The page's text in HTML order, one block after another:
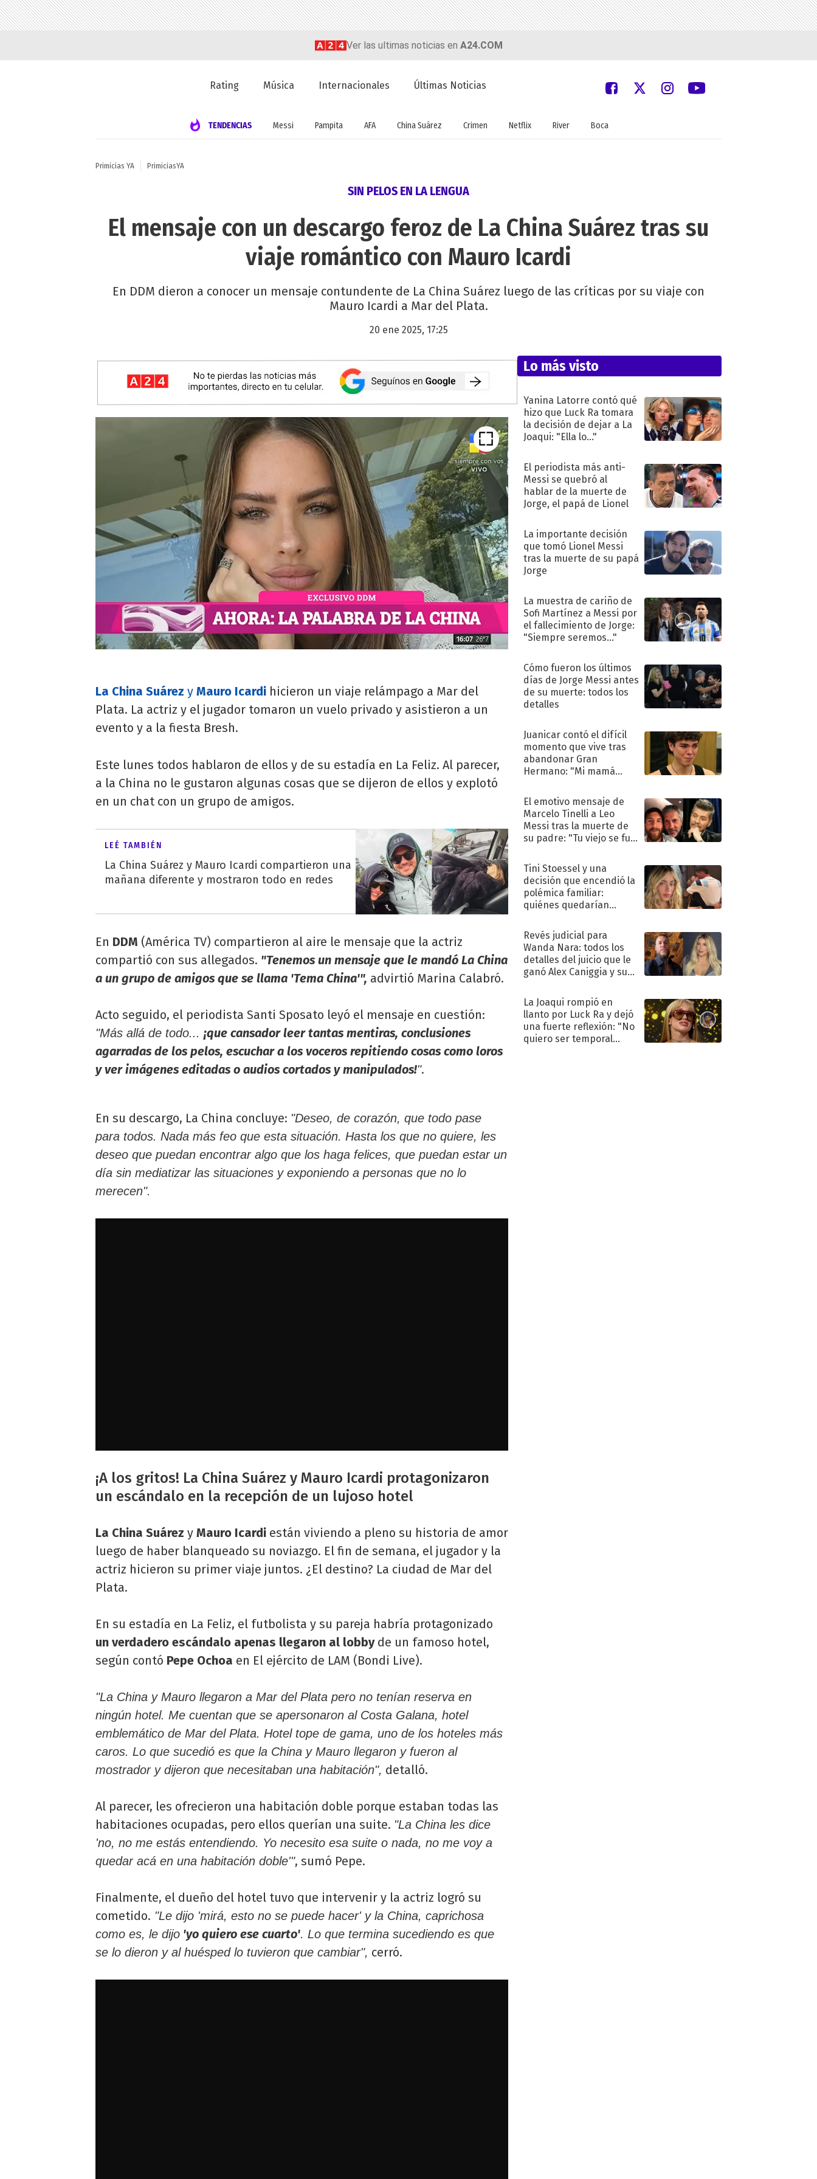
Ver las ultimas noticias en A24.COM
Rating Música Internacionales Últimas Noticias
TENDENCIAS Messi Pampita AFA China Suárez Crimen Netflix River Boca
Primicias YA PrimiciasYA
SIN PELOS EN LA LENGUA
El mensaje con un descargo feroz de La China Suárez tras su
viaje romántico con Mauro Icardi
En DDM dieron a conocer un mensaje contundente de La China Suárez luego de las críticas por su viaje con
Mauro Icardi a Mar del Plata.
20 ene 2025, 17:25
La China Suárez y Mauro Icardi hicieron un viaje relámpago a Mar del
Plata. La actriz y el jugador tomaron un vuelo privado y asistieron a un
evento y a la fiesta Bresh.
Este lunes todos hablaron de ellos y de su estadía en La Feliz. Al parecer,
a la China no le gustaron algunas cosas que se dijeron de ellos y explotó
en un chat con un grupo de amigos.
LEÉ TAMBIÉN
La China Suárez y Mauro Icardi compartieron una
mañana diferente y mostraron todo en redes
En DDM (América TV) compartieron al aire le mensaje que la actriz
compartió con sus allegados. "Tenemos un mensaje que le mandó La China
a un grupo de amigos que se llama 'Tema China'", advirtió Marina Calabró.
Acto seguido, el periodista Santi Sposato leyó el mensaje en cuestión:
"Más allá de todo... ¡que cansador leer tantas mentiras, conclusiones
agarradas de los pelos, escuchar a los voceros repitiendo cosas como loros
y ver imágenes editadas o audios cortados y manipulados!".
En su descargo, La China concluye: "Deseo, de corazón, que todo pase
para todos. Nada más feo que esta situación. Hasta los que no quiere, les
deseo que puedan encontrar algo que los haga felices, que puedan estar un
día sin mediatizar las situaciones y exponiendo a personas que no lo
merecen".
¡A los gritos! La China Suárez y Mauro Icardi protagonizaron
un escándalo en la recepción de un lujoso hotel
La China Suárez y Mauro Icardi están viviendo a pleno su historia de amor
luego de haber blanqueado su noviazgo. El fin de semana, el jugador y la
actriz hicieron su primer viaje juntos. ¿El destino? La ciudad de Mar del
Plata.
En su estadía en La Feliz, el futbolista y su pareja habría protagonizado
un verdadero escándalo apenas llegaron al lobby de un famoso hotel,
según contó Pepe Ochoa en El ejército de LAM (Bondi Live).
"La China y Mauro llegaron a Mar del Plata pero no tenían reserva en
ningún hotel. Me cuentan que se apersonaron al Costa Galana, hotel
emblemático de Mar del Plata. Hotel tope de gama, uno de los hoteles más
caros. Lo que sucedió es que la China y Mauro llegaron y fueron al
mostrador y dijeron que necesitaban una habitación", detalló.
Al parecer, les ofrecieron una habitación doble porque estaban todas las
habitaciones ocupadas, pero ellos querían una suite. "La China les dice
'no, no me estás entendiendo. Yo necesito esa suite o nada, no me voy a
quedar acá en una habitación doble'", sumó Pepe.
Finalmente, el dueño del hotel tuvo que intervenir y la actriz logró su
cometido. "Le dijo 'mirá, esto no se puede hacer' y la China, caprichosa
como es, le dijo 'yo quiero ese cuarto'. Lo que termina sucediendo es que
se lo dieron y al huésped lo tuvieron que cambiar", cerró.
Lo más visto
Yanina Latorre contó qué
hizo que Luck Ra tomara
la decisión de dejar a La
Joaqui: "Ella lo..."
El periodista más anti-
Messi se quebró al
hablar de la muerte de
Jorge, el papá de Lionel
La importante decisión
que tomó Lionel Messi
tras la muerte de su papá
Jorge
La muestra de cariño de
Sofi Martínez a Messi por
el fallecimiento de Jorge:
"Siempre seremos..."
Cómo fueron los últimos
días de Jorge Messi antes
de su muerte: todos los
detalles
Juanicar contó el difícil
momento que vive tras
abandonar Gran
Hermano: "Mi mamá
El emotivo mensaje de
Marcelo Tinelli a Leo
Messi tras la muerte de
su padre: "Tu viejo se fue
Tini Stoessel y una
decisión que encendió la
polémica familiar:
quiénes quedarían
Revés judicial para
Wanda Nara: todos los
detalles del juicio que le
ganó Alex Caniggia y sus
La Joaqui rompió en
llanto por Luck Ra y dejó
una fuerte reflexión: "No
quiero ser temporal